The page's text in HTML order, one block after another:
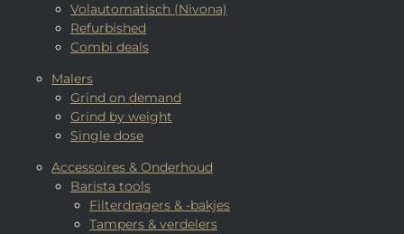
Volautomatisch (Nivona)
Refurbished
Combi deals
Malers
Grind on demand
Grind by weight
Single dose
Accessoires & Onderhoud
Barista tools
Filterdragers & -bakjes
Tampers & verdelers